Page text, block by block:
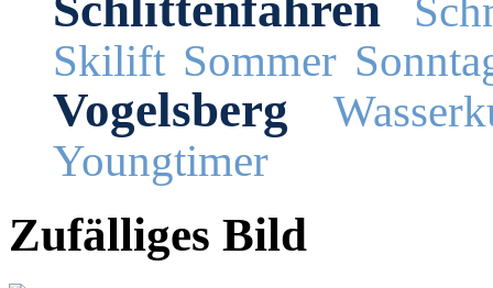
Skilift Sommer
Vogelsberg
Youngtimer
Zufälliges Bild